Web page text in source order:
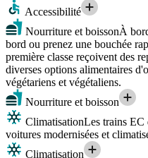
Accessibilité
Nourriture et boissonÀ
bord ou prenez une bouchée
première classe reçoivent des
diverses options alimentaires
végétariens et végétaliens.
Nourriture et boisson
ClimatisationLes trains EC
voitures modernisées et
Climatisation